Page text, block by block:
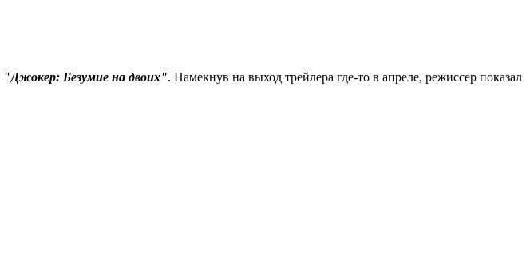
"Джокер: Безумие на двоих". Намекнув на выход трейлера где-то в апреле, режиссер показал